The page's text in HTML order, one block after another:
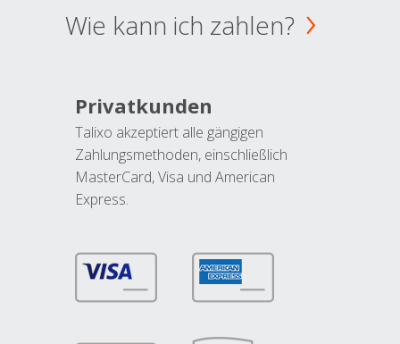
Wie kann ich zahlen?
Privatkunden
Talixo akzeptiert alle gängigen
Zahlungsmethoden, einschließlich
MasterCard, Visa und American
Express.